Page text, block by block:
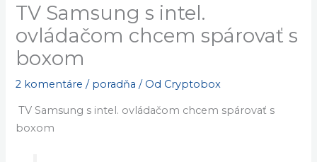
TV Samsung s intel.
ovládačom chcem spárovať s
boxom
2 komentáre / poradňa / Od Cryptobox
TV Samsung s intel. ovládačom chcem spárovať s
boxom